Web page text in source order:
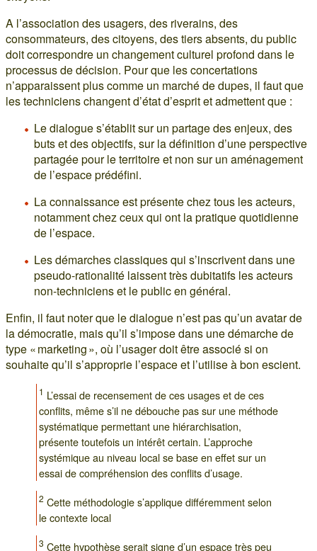
A l’association des usagers, des riverains, des
consommateurs, des citoyens, des tiers absents, du public
doit correspondre un changement culturel profond dans le
processus de décision. Pour que les concertations
n’apparaissent plus comme un marché de dupes, il faut que
les techniciens changent d’état d’esprit et admettent que :
Le dialogue s’établit sur un partage des enjeux, des
buts et des objectifs, sur la définition d’une perspective
partagée pour le territoire et non sur un aménagement
de l’espace prédéfini.
La connaissance est présente chez tous les acteurs,
notamment chez ceux qui ont la pratique quotidienne
de l’espace.
Les démarches classiques qui s’inscrivent dans une
pseudo-rationalité laissent très dubitatifs les acteurs
non-techniciens et le public en général.
Enfin, il faut noter que le dialogue n’est pas qu’un avatar de
la démocratie, mais qu’il s’impose dans une démarche de
type « marketing », où l’usager doit être associé si on
souhaite qu’il s’approprie l’espace et l’utilise à bon escient.
1 L’essai de recensement de ces usages et de ces
conflits, même s’il ne débouche pas sur une méthode
systématique permettant une hiérarchisation,
présente toutefois un intérêt certain. L’approche
systémique au niveau local se base en effet sur un
essai de compréhension des conflits d’usage.
2 Cette méthodologie s’applique différemment selon
le contexte local
3 Cette hypothèse serait signe d’un espace très peu